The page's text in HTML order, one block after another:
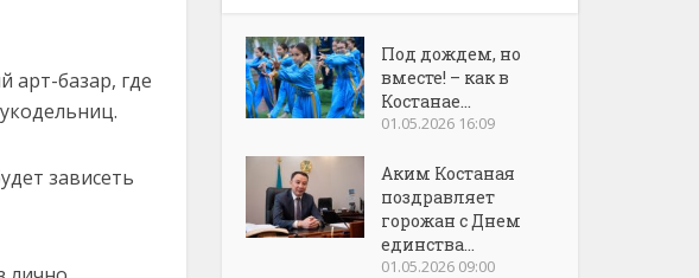
арт-базар, где
зависеть
Под дождем, но
вместе! – как в
Костанае...
01.05.2026 16:09
Аким Костаная
поздравляет
горожан с Днем
единства...
01.05.2026 09:00